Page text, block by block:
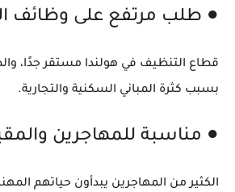
● طلب مرتفع على وظائف
قطاع التنظيف في هولندا مستقر جدًا،
بسبب كثرة المباني السكنية والتجارية.
● مناسبة للمهاجرين
الكثير من المهاجرين يبدأون حياتهم